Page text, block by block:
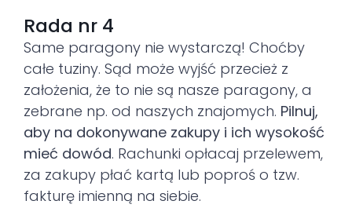
Rada nr 4
Same paragony nie wystarczą! Choćby
całe tuziny. Sąd może wyjść przecież z
założenia, że to nie są nasze paragony, a
zebrane np. od naszych znajomych. Pilnuj,
aby na dokonywane zakupy i ich wysokość
mieć dowód. Rachunki opłacaj przelewem,
za zakupy płać kartą lub poproś o tzw.
fakturę imienną na siebie.